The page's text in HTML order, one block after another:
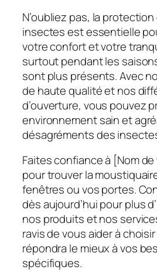
N’oubliez pas, la
insectes est essentielle
votre confort et votre
surtout pendant les
sont plus présents. Avec
de haute qualité et nos
d’ouverture, vous pouvez
environnement sain et
désagréments des
Faites confiance à [Nom
pour trouver la
fenêtres ou vos portes.
dès aujourd’hui pour plus
nos produits et nos
ravis de vous aider à
répondra le mieux à vos
spécifiques.